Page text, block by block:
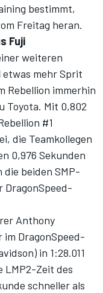
bestimmt,
Freitag heran.
Fuji
weiteren
etwas mehr Sprit
Rebellion immerhin
Toyota. Mit 0,802
#1
die Teamkollegen
0,976 Sekunden
beiden SMP-
DragonSpeed-
Anthony
DragonSpeed-
in 1:28.011
LMP2-Zeit des
schneller als